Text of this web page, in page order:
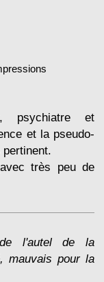
psychiatre et
et la pseudo-
très peu de
de l'autel de la
mauvais pour la